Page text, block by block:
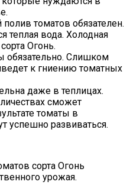
томатов обязателен.
теплая вода. Холодная
Огонь.
обязательно. Слишком
к гниению томатных
даже в теплицах.
сможет
томаты в
успешно развиваться.
сорта Огонь
урожая.